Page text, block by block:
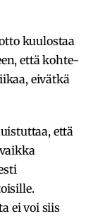
kuulostaa
että kohte-
eivätkä
että
ei voi siis